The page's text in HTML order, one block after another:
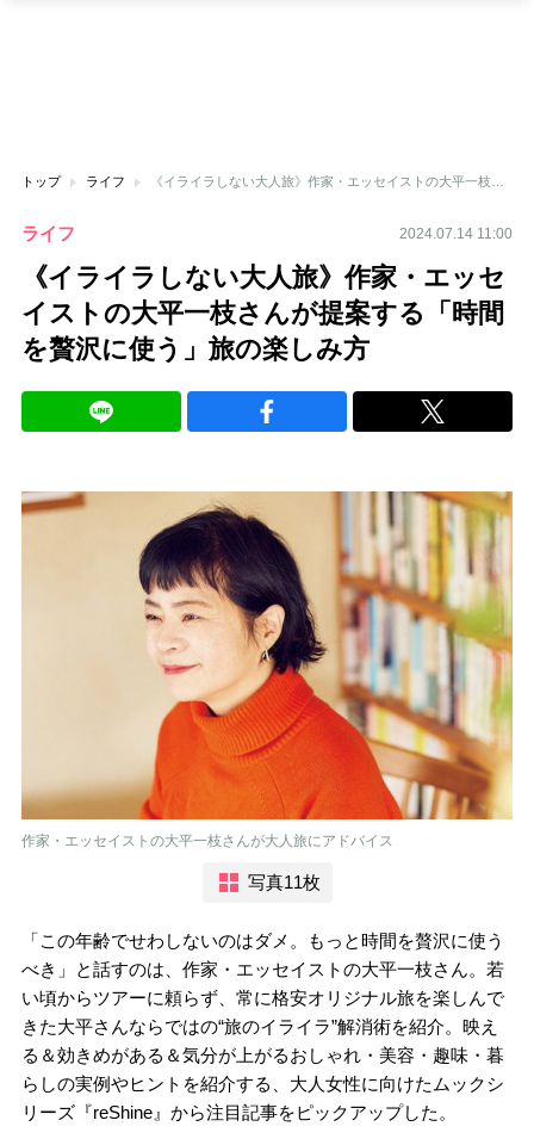
トップ ライフ 《イライラしない大人旅》作家・エッセイストの大平一枝さんが提案する「時間を贅沢に使う」旅の楽しみ方
ライフ 2024.07.14 11:00
《イライラしない大人旅》作家・エッセ
イストの大平一枝さんが提案する「時間
を贅沢に使う」旅の楽しみ方
作家・エッセイストの大平一枝さんが大人旅にアドバイス
写真11枚
「この年齢でせわしないのはダメ。もっと時間を贅沢に使う
べき」と話すのは、作家・エッセイストの大平一枝さん。若
い頃からツアーに頼らず、常に格安オリジナル旅を楽しんで
きた大平さんならではの“旅のイライラ”解消術を紹介。映え
る＆効きめがある＆気分が上がるおしゃれ・美容・趣味・暮
らしの実例やヒントを紹介する、大人女性に向けたムックシ
リーズ『reShine』から注目記事をピックアップした。